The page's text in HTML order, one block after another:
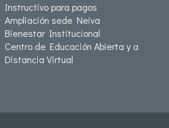
Instructivo para pagos
Ampliación sede Neiva
Bienestar Institucional
Centro de Educación Abierta y a
Distancia Virtual